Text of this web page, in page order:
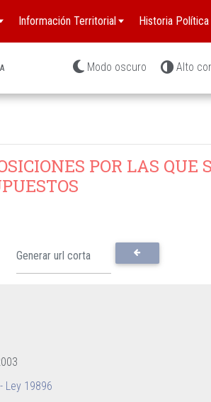
Información Territorial Historia Política
Modo oscuro Alto
POR LAS QUE
Ley 19896